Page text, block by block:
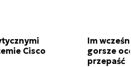
Cisco
Im
gorsze
przepaść